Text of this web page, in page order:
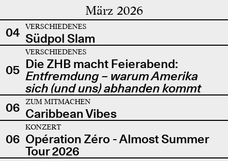
März 2026
04 VERSCHIEDENES
Südpol Slam
05
VERSCHIEDENES
Die ZHB macht Feierabend:
Entfremdung – warum Amerika
sich (und uns) abhanden kommt
06
ZUM MITMACHEN
Caribbean Vibes
06
KONZERT
Opération Zéro - Almost Summer
Tour 2026